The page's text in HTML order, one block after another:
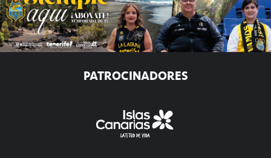
PATROCINADORES